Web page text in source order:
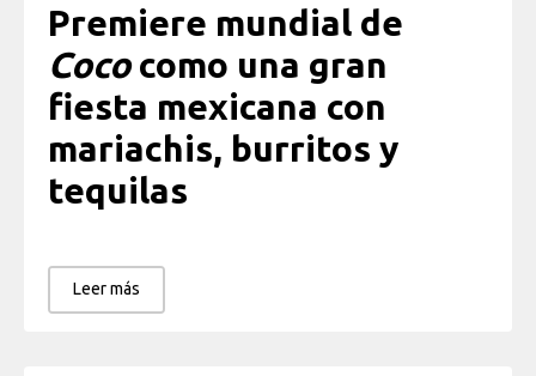
Premiere mundial de
Cococomo una gran
fiesta mexicana con
mariachis, burritos y
tequilas
Leer más